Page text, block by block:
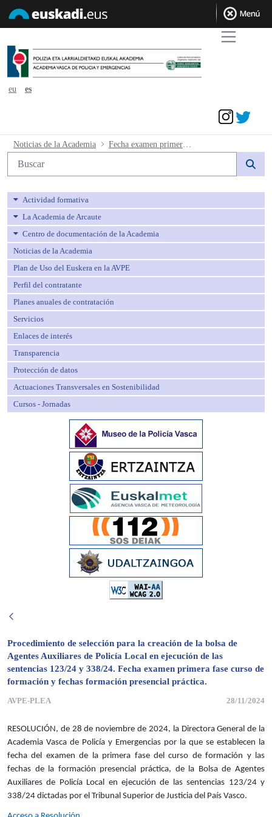
eu
es
Fecha examen primera fase curso de
Noticias de la Academia
Búsqueda web
Actividad formativa
La Academia de Arcaute
Centro de documentación de la Academia
Noticias de la Academia
Plan de Uso del Euskera en la AVPE
Perfil del contratante
Planes anuales de contratación
Servicios
Enlaces de interés
Transparencia
Protección de datos
Actuaciones Transversales en Sostenibilidad
Cursos - Jornadas
Procedimiento de selección para la creación de la bolsa de
Agentes Auxiliares de Policía Local en ejecución de las
sentencias 123/24 y 338/24. Fecha examen primera fase curso de
formación y fechas formación presencial práctica.
AVPE-PLEA 28/11/2024
RESOLUCIÓN, de 28 de noviembre de 2024, la Directora General de la
Academia Vasca de Policía y Emergencias por la que se establecen la
fecha del examen de la primera fase del curso de formación y las
fechas de la formación presencial práctica, de la Bolsa de Agentes
Auxiliares de Policía Local en ejecución de las sentencias 123/24 y
338/24 dictadas por el Tribunal Superior de Justicia del País Vasco.